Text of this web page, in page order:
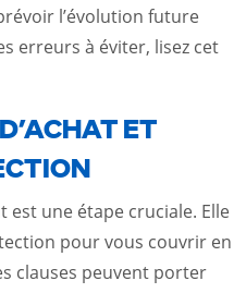
l’évolution future
erreurs à éviter, lisez cet
ET
est une étape cruciale. Elle
pour vous couvrir en
clauses peuvent porter